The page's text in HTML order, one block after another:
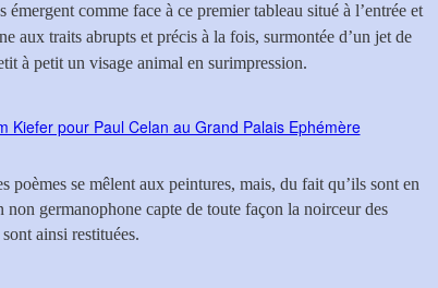
émergent comme face à ce premier tableau situé à l’entrée et
aux traits abrupts et précis à la fois, surmontée d’un jet de
à petit un visage animal en surimpression.
poèmes se mêlent aux peintures, mais, du fait qu’ils sont en
germanophone capte de toute façon la noirceur des
ainsi restituées.